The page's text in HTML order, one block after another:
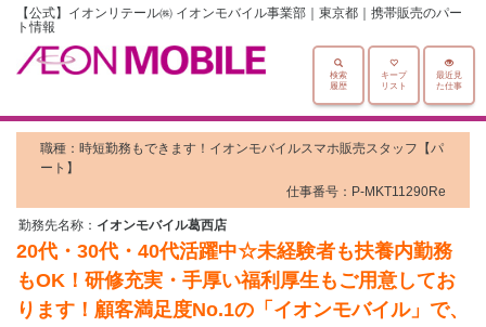
【公式】イオンリテール㈱ イオンモバイル事業部｜東京都｜携帯販売のパー
ト情報
最近見
た仕事
キープ
リスト
検索
履歴
職種：時短勤務もできます！イオンモバイルスマホ販売スタッフ【パ
ート】
仕事番号：P-MKT11290Re
勤務先名称： イオンモバイル葛西店
20代・30代・40代活躍中☆未経験者も扶養内勤務
もOK！研修充実・手厚い福利厚生もご用意してお
ります！顧客満足度No.1の「イオンモバイル」で、